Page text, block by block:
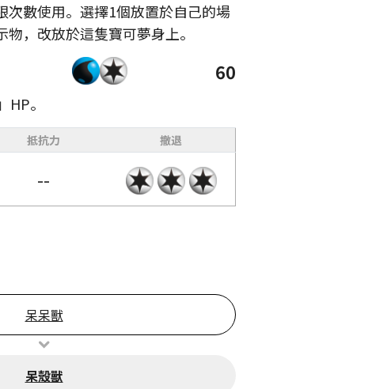
次數使用。選擇1個放置於自己的場
物，改放於這隻寶可夢身上。
60
。
抵抗力 撤退
--
呆呆獸
呆殼獸